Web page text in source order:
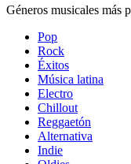
Géneros musicales más
Pop
Rock
Éxitos
Música latina
Electro
Chillout
Reggaetón
Alternativa
Indie